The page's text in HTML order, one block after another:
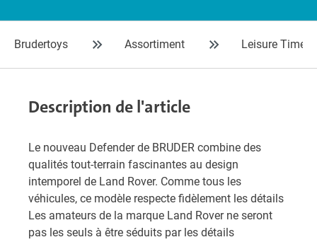
Brudertoys Assortiment Leisure Time
Description de l'article
Le nouveau Defender de BRUDER combine des
qualités tout-terrain fascinantes au design
intemporel de Land Rover. Comme tous les
véhicules, ce modèle respecte fidèlement les détails
Les amateurs de la marque Land Rover ne seront
pas les seuls à être séduits par les détails